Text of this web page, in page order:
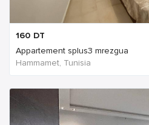
160 DT
Appartement splus3 mrezgua
Hammamet, Tunisia